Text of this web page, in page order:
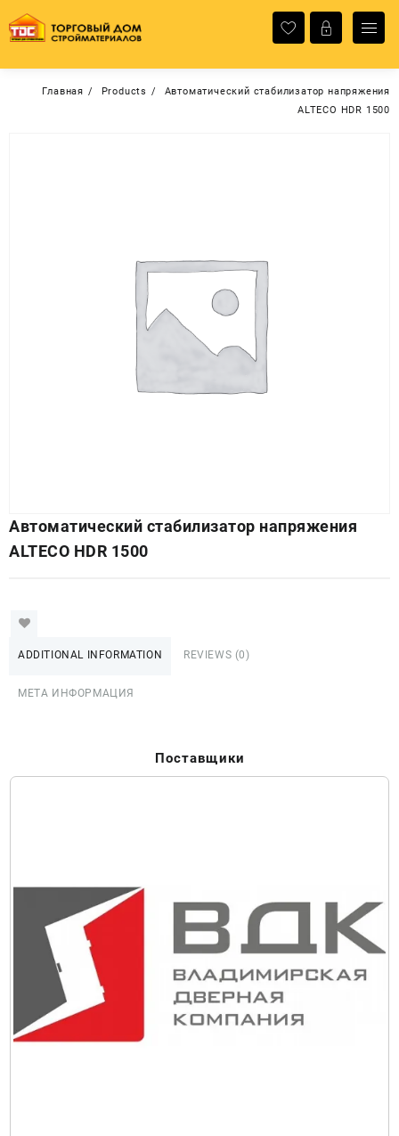
содержимому
Главная Products
Автоматический стабилизатор напряжения
ALTECO HDR 1500
Автоматический стабилизатор напряжения
ALTECO HDR 1500
ADDITIONAL INFORMATION REVIEWS (0)
МЕТА ИНФОРМАЦИЯ
Поставщики